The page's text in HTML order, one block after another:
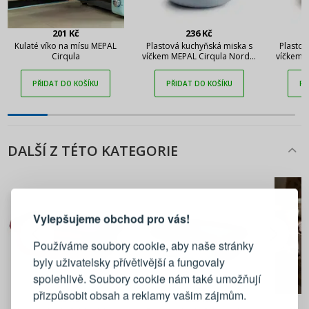
Vylepšujeme obchod pro vás!
Používáme soubory cookie, aby naše stránky
byly uživatelsky přívětivější a fungovaly
spolehlivě. Soubory cookie nám také umožňují
přizpůsobit obsah a reklamy vašim zájmům.
201 Kč
Kulaté víko na mísu MEPAL
Cirqula
PŘIDAT DO KOŠÍKU
236 Kč
Plastová kuchyňská miska s
víčkem MEPAL Cirqula Nordic
PŘIDAT DO KOŠÍKU
víčkem
DALŠÍ Z TÉTO KATEGORIE
260 Kč 260 Kč
Přihlaste se ke svému účtu
Emailová adresa